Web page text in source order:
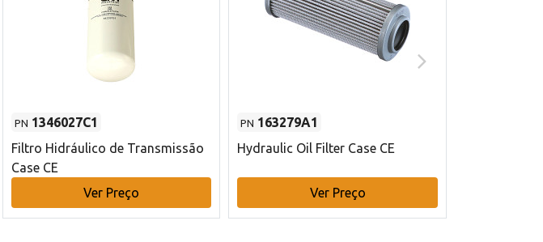
PN 1346027C1
Filtro Hidráulico de Transmissão
Case CE
Ver Preço
PN 163279A1
Hydraulic Oil Filter Case CE
Ver Preço